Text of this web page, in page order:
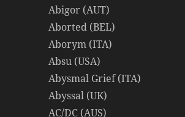
Abigor (AUT)
Aborted (BEL)
Aborym (ITA)
Absu (USA)
Abysmal Grief (ITA)
Abyssal (UK)
AC/DC (AUS)